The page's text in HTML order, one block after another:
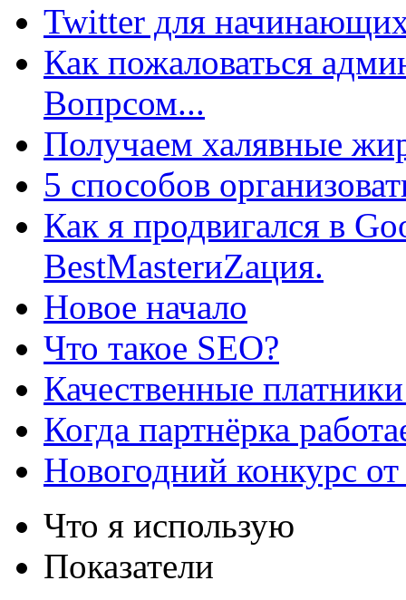
Twitter для
Как пожаловаться
Вопрсом...
Получаем халявные
5 способов
Как я продвигался в
BestMasterиZация.
Новое начало
Что такое SEO?
Качественные
Когда партнёрка
Новогодний конкурс
Что я использую
Показатели